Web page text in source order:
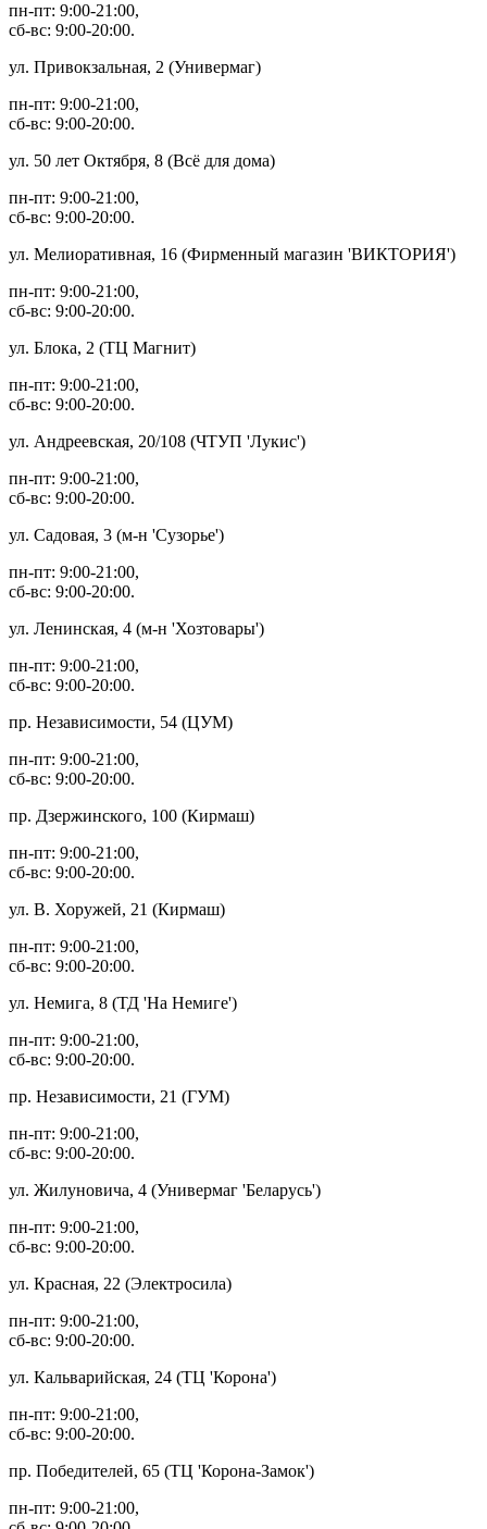
пн-пт: 9:00-21:00,
сб-вс: 9:00-20:00.
ул. Привокзальная, 2 (Универмаг)
пн-пт: 9:00-21:00,
сб-вс: 9:00-20:00.
ул. 50 лет Октября, 8 (Всё для дома)
пн-пт: 9:00-21:00,
сб-вс: 9:00-20:00.
ул. Мелиоративная, 16 (Фирменный магазин 'ВИКТОРИЯ')
пн-пт: 9:00-21:00,
сб-вс: 9:00-20:00.
ул. Блока, 2 (ТЦ Магнит)
пн-пт: 9:00-21:00,
сб-вс: 9:00-20:00.
ул. Андреевская, 20/108 (ЧТУП 'Лукис')
пн-пт: 9:00-21:00,
сб-вс: 9:00-20:00.
ул. Садовая, 3 (м-н 'Сузорье')
пн-пт: 9:00-21:00,
сб-вс: 9:00-20:00.
ул. Ленинская, 4 (м-н 'Хозтовары')
пн-пт: 9:00-21:00,
сб-вс: 9:00-20:00.
пр. Независимости, 54 (ЦУМ)
пн-пт: 9:00-21:00,
сб-вс: 9:00-20:00.
пр. Дзержинского, 100 (Кирмаш)
пн-пт: 9:00-21:00,
сб-вс: 9:00-20:00.
ул. В. Хоружей, 21 (Кирмаш)
пн-пт: 9:00-21:00,
сб-вс: 9:00-20:00.
ул. Немига, 8 (ТД 'На Немиге')
пн-пт: 9:00-21:00,
сб-вс: 9:00-20:00.
пр. Независимости, 21 (ГУМ)
пн-пт: 9:00-21:00,
сб-вс: 9:00-20:00.
ул. Жилуновича, 4 (Универмаг 'Беларусь')
пн-пт: 9:00-21:00,
сб-вс: 9:00-20:00.
ул. Красная, 22 (Электросила)
пн-пт: 9:00-21:00,
сб-вс: 9:00-20:00.
ул. Кальварийская, 24 (ТЦ 'Корона')
пн-пт: 9:00-21:00,
сб-вс: 9:00-20:00.
пр. Победителей, 65 (ТЦ 'Корона-Замок')
пн-пт: 9:00-21:00,